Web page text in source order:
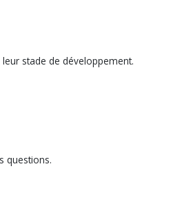
stade de développement.
questions.